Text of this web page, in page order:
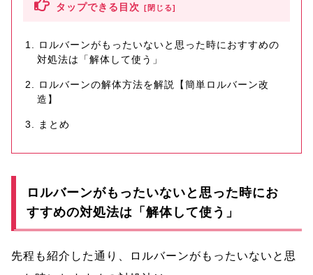
タップできる目次
ロルバーンがもったいないと思った時におすすめの
対処法は「解体して使う」
ロルバーンの解体方法を解説【簡単ロルバーン改
造】
まとめ
ロルバーンがもったいないと思った時にお
すすめの対処法は「解体して使う」
先程も紹介した通り、ロルバーンがもったいないと思